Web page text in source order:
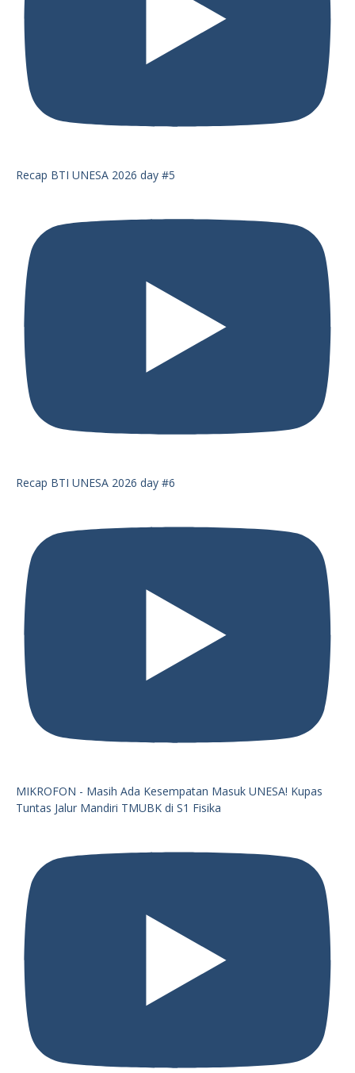
Recap BTI UNESA 2026 day #5
Recap BTI UNESA 2026 day #6
MIKROFON - Masih Ada Kesempatan Masuk UNESA! Kupas
Tuntas Jalur Mandiri TMUBK di S1 Fisika